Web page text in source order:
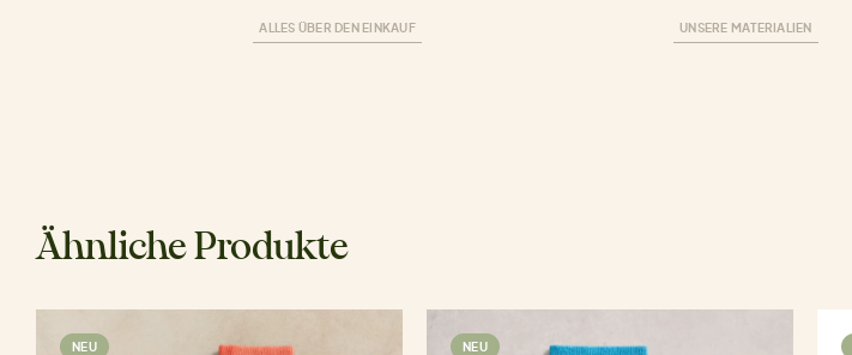
ALLES ÜBER DEN EINKAUF UNSERE MATERIALIEN
Ähnliche Produkte
NEU NEU